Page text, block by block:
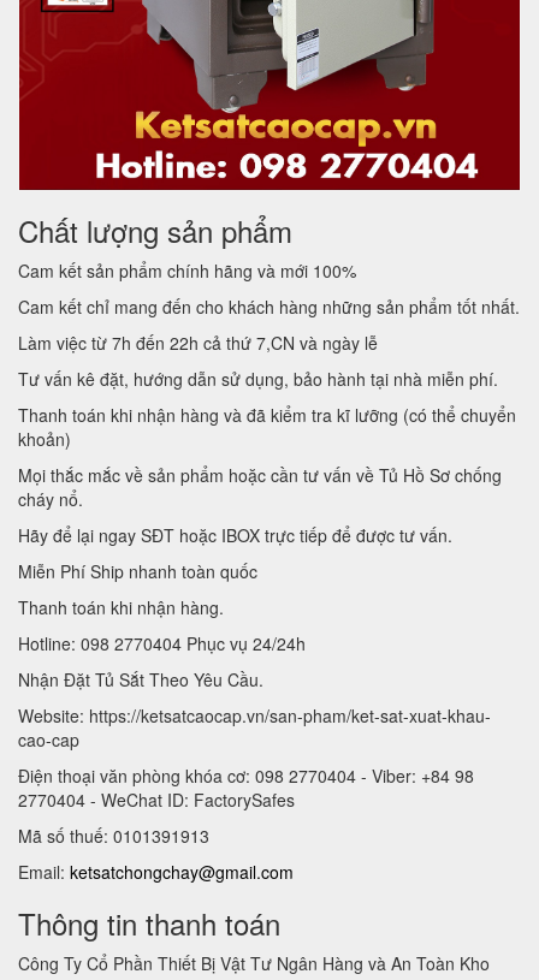
Chất lượng sản phẩm
Cam kết sản phẩm chính hãng và mới 100%
Cam kết chỉ mang đến cho khách hàng những sản phẩm tốt nhất.
Làm việc từ 7h đến 22h cả thứ 7,CN và ngày lễ
Tư vấn kê đặt, hướng dẫn sử dụng, bảo hành tại nhà miễn phí.
Thanh toán khi nhận hàng và đã kiểm tra kĩ lưỡng (có thể chuyển
khoản)
Mọi thắc mắc về sản phẩm hoặc cần tư vấn về Tủ Hồ Sơ chống
cháy nổ.
Hãy để lại ngay SĐT hoặc IBOX trực tiếp để được tư vấn.
Miễn Phí Ship nhanh toàn quốc
Thanh toán khi nhận hàng.
Hotline: 098 2770404 Phục vụ 24/24h
Nhận Đặt Tủ Sắt Theo Yêu Cầu.
Website: https://ketsatcaocap.vn/san-pham/ket-sat-xuat-khau-
cao-cap
Điện thoại văn phòng khóa cơ: 098 2770404 - Viber: +84 98
2770404 - WeChat ID: FactorySafes
Mã số thuế: 0101391913
Email: ketsatchongchay@gmail.com
Thông tin thanh toán
Công Ty Cổ Phần Thiết Bị Vật Tư Ngân Hàng và An Toàn Kho